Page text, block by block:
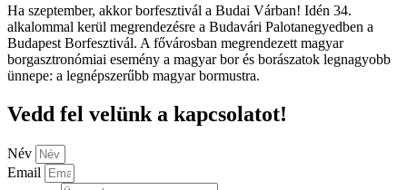
Ha szeptember, akkor borfesztivál a Budai Várban! Idén 34.
alkalommal kerül megrendezésre a Budavári Palotanegyedben a
Budapest Borfesztivál. A fővárosban megrendezett magyar
borgasztronómiai esemény a magyar bor és borászatok legnagyobb
ünnepe: a legnépszerűbb magyar bormustra.
Vedd fel velünk a kapcsolatot!
Név
Email